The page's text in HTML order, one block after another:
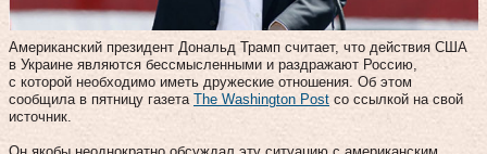
Американский президент Дональд Трамп считает, что действия США
в Украине являются бессмысленными и раздражают Россию,
с которой необходимо иметь дружеские отношения. Об этом
сообщила в пятницу газета The Washington Post со ссылкой на свой
источник.